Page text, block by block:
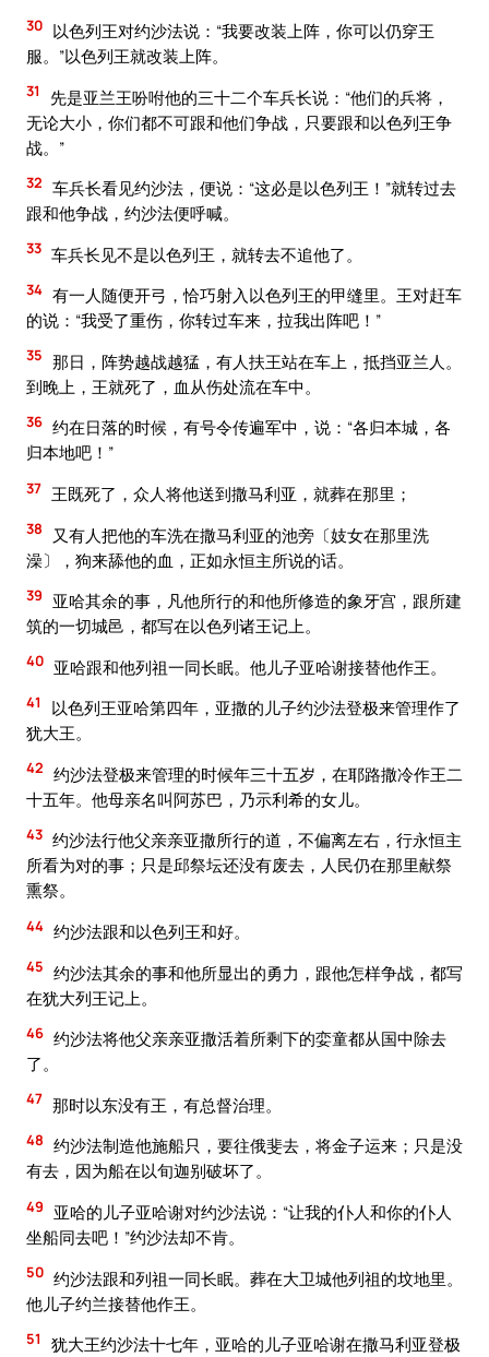
30 以色列王对约沙法说：“我要改装上阵，你可以仍穿王
服。”以色列王就改装上阵。
31
先是亚兰王吩咐他的三十二个车兵长说：“他们的兵将，
无论大小，你们都不可跟和他们争战，只要跟和以色列王争
战。”
32 车兵长看见约沙法，便说：“这必是以色列王！”就转过去
跟和他争战，约沙法便呼喊。
33 车兵长见不是以色列王，就转去不追他了。
34 有一人随便开弓，恰巧射入以色列王的甲缝里。王对赶车
的说：“我受了重伤，你转过车来，拉我出阵吧！”
35 那日，阵势越战越猛，有人扶王站在车上，抵挡亚兰人。
到晚上，王就死了，血从伤处流在车中。
36 约在日落的时候，有号令传遍军中，说：“各归本城，各
归本地吧！”
37 王既死了，众人将他送到撒马利亚，就葬在那里；
38
又有人把他的车洗在撒马利亚的池旁〔妓女在那里洗
澡〕，狗来舔他的血，正如永恒主所说的话。
39
亚哈其余的事，凡他所行的和他所修造的象牙宫，跟所建
筑的一切城邑，都写在以色列诸王记上。
40 亚哈跟和他列祖一同长眠。他儿子亚哈谢接替他作王。
41
以色列王亚哈第四年，亚撒的儿子约沙法登极来管理作了
犹大王。
42 约沙法登极来管理的时候年三十五岁，在耶路撒冷作王二
十五年。他母亲名叫阿苏巴，乃示利希的女儿。
43 约沙法行他父亲亲亚撒所行的道，不偏离左右，行永恒主
所看为对的事；只是邱祭坛还没有废去，人民仍在那里献祭
熏祭。
44 约沙法跟和以色列王和好。
45 约沙法其余的事和他所显出的勇力，跟他怎样争战，都写
在犹大列王记上。
46 约沙法将他父亲亲亚撒活着所剩下的娈童都从国中除去
了。
47 那时以东没有王，有总督治理。
48 约沙法制造他施船只，要往俄斐去，将金子运来；只是没
有去，因为船在以旬迦别破坏了。
49
亚哈的儿子亚哈谢对约沙法说：“让我的仆人和你的仆人
坐船同去吧！”约沙法却不肯。
50 约沙法跟和列祖一同长眠。葬在大卫城他列祖的坟地里。
他儿子约兰接替他作王。
51
犹大王约沙法十七年，亚哈的儿子亚哈谢在撒马利亚登极